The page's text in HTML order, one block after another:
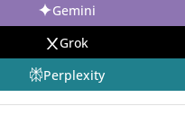
Gemini
Grok
Perplexity